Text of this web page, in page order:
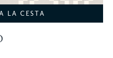
LA CESTA